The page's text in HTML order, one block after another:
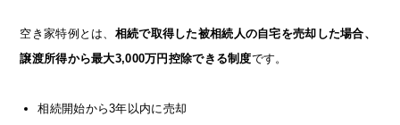
空き家特例とは、 相続で取得した被相続人の自宅を売却した場合、
譲渡所得から最大3,000万円控除できる制度です。
相続開始から3年以内に売却